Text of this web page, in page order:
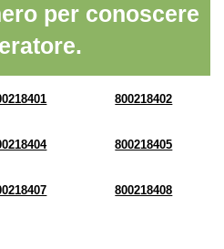
per conoscere
800218402
800218405
800218408